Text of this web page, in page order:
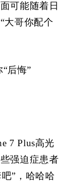
可能随着日
大哥你配个
7 Plus高光
强迫症患者
”，哈哈哈